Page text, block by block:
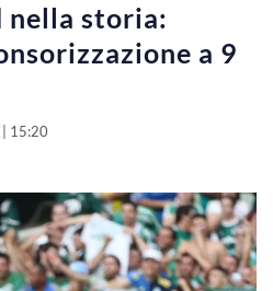
nella storia:
a 9
15:20